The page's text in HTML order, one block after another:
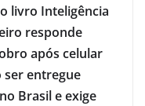
livro Inteligência
responde
após celular
entregue
Brasil e exige